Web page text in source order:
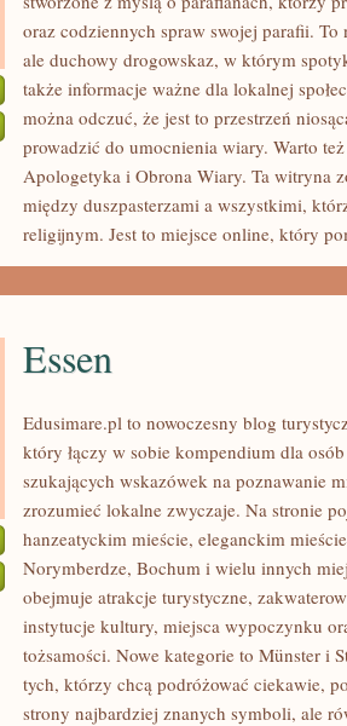
oraz codziennych spraw swojej parafii.
ale duchowy drogowskaz, w którym
także informacje ważne dla lokalnej
można odczuć, że jest to przestrzeń
prowadzić do umocnienia wiary. Warto
Apologetyka i Obrona Wiary. Ta witryna
między duszpasterzami a wszystkimi,
religijnym. Jest to miejsce online, który
Essen
Edusimare.pl to nowoczesny blog
który łączy w sobie kompendium dla
szukających wskazówek na poznawanie
zrozumieć lokalne zwyczaje. Na stronie
hanzeatyckim mieście, eleganckim
Norymberdze, Bochum i wielu innych
obejmuje atrakcje turystyczne,
instytucje kultury, miejsca wypoczynku
tożsamości. Nowe kategorie to Münster i
tych, którzy chcą podróżować ciekawie,
strony najbardziej znanych symboli, ale